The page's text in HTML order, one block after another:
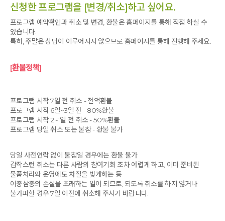
신청한 프로그램을 [변경/취소]하고 싶어요.
프로그램 예약확인과 취소 및 변경, 환불은 홈페이지를 통해 직접 하실 수
있습니다.
특히, 주말은 상담이 이루어지지 않으므로 홈페이지를 통해 진행해 주세요.
[환불정책]
프로그램 시작 7일 전 취소 - 전액환불
프로그램 시작 6일~3일 전 - 80%환불
프로그램 시작 2~1일 전 취소 - 50%환불
프로그램 당일 취소 또는 불참 - 환불 불가
당일 사전연락 없이 불참일 경우에는 환불 불가
갑작스런 취소는 다른 사람의 참여기회 조차 어렵게 하고, 이미 준비된
물품처리와 운영에도 차질을 빚게하는 등
이중삼중의 손실을 초래하는 일이 되므로, 되도록 취소를 하지 않거나
불가피할 경우 7일 이전에 취소해 주시기 바랍니다.